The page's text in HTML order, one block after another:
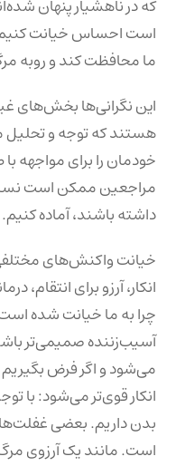
که در ناهشیار پنهان
است احساس خیانت کنیم
ما محافظت کند و روبه
این نگرانی‌ها بخش‌های
هستند که توجه و تحلیل
خودمان را برای مواجهه
مراجعین ممکن است
داشته باشند، آماده کنیم.
خیانت واکنش‌های
انکار، آرزو برای انتقام،
چرا به ما خیانت شده
آسیب‌زننده صمیمی‌تر
می‌شود و اگر فرض
انکار قوی‌تر می‌شود: با
بدن داریم. بعضی غفلت‌ها
است. مانند یک آرزوی مرگ